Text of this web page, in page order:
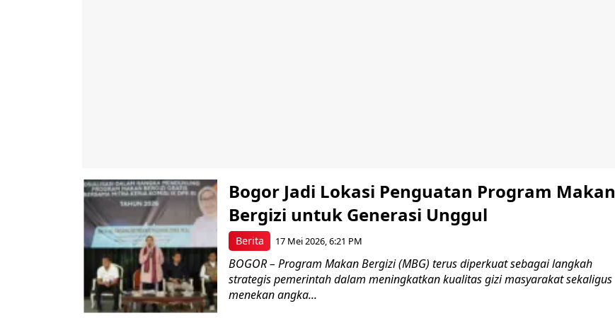
Berita
Bogor Jadi Lokasi Penguatan Program Makan
Bergizi untuk Generasi Unggul
17 Mei 2026, 6:21 PM
BOGOR – Program Makan Bergizi (MBG) terus diperkuat sebagai langkah
strategis pemerintah dalam meningkatkan kualitas gizi masyarakat sekaligus
menekan angka...